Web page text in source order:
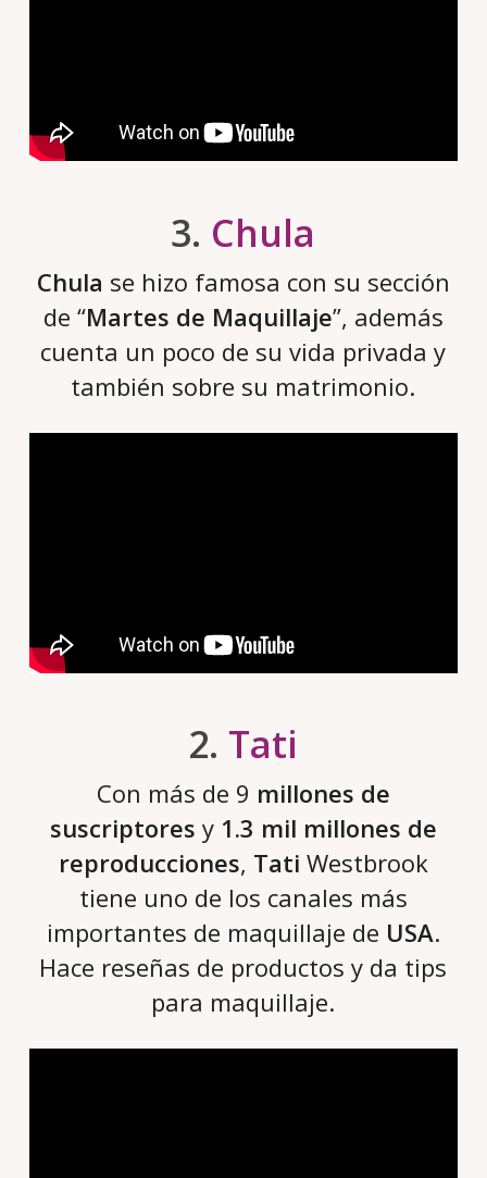
3. Chula
Chula se hizo famosa con su sección
de “Martes de Maquillaje”, además
cuenta un poco de su vida privada y
también sobre su matrimonio.
2. Tati
Con más de 9 millones de
suscriptores y 1.3 mil millones de
reproducciones, Tati Westbrook
tiene uno de los canales más
importantes de maquillaje de USA.
Hace reseñas de productos y da tips
para maquillaje.